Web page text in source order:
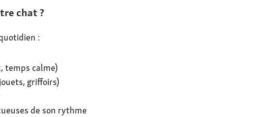
chat ?
:
temps calme)
griffoirs)
de son rythme